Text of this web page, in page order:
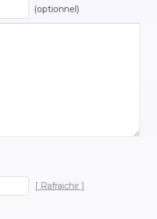
(optionnel)
[ Rafraichir ]